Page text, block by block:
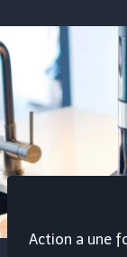
Action a une